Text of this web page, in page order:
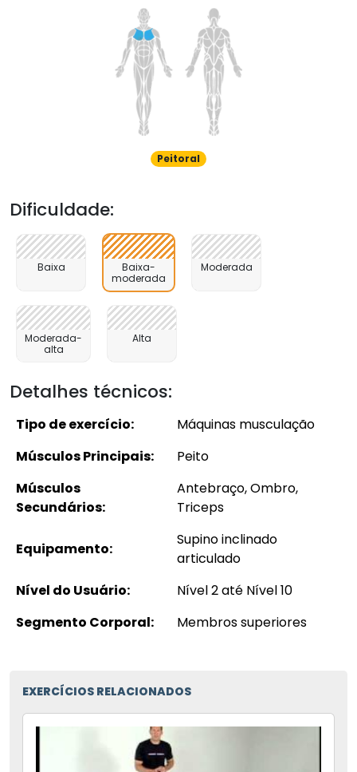
Peitoral
Dificuldade:
Baixa
Baixa-
moderada
Moderada
Moderada-
alta
Alta
Detalhes técnicos:
Tipo de exercício:
Máquinas musculação
Músculos Principais:
Peito
Músculos
Secundários:
Antebraço, Ombro,
Triceps
Equipamento:
Supino inclinado
articulado
Nível do Usuário:
Nível 2 até Nível 10
Segmento Corporal:
Membros superiores
EXERCÍCIOS RELACIONADOS